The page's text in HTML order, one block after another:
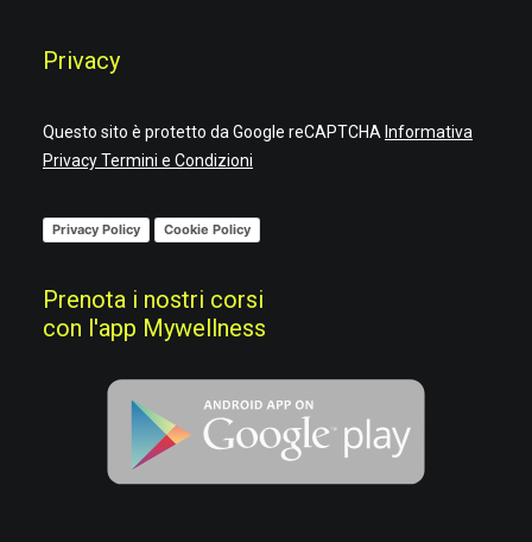
Privacy
Questo sito è protetto da Google reCAPTCHA Informativa
PrivacyTermini e Condizioni
Privacy Policy Cookie Policy
Prenota i nostri corsi
con l'app Mywellness